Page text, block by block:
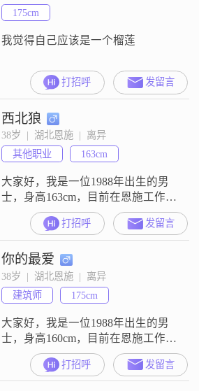
##3002##我认为家庭是生活的重
心，愿意为家人付出一切，也希望
未来的另一半能够理解和支
175cm
我觉得自己应该是一个榴莲
打招呼 发留言
西北狼
38岁  |  湖北恩施  |  离异
其他职业
163cm
大家好，我是一位1988年出生的男
士，身高163cm，目前在恩施工作
##3002##我的月收入在5001到8000
元之间，学历是高中及以下
##3002##虽然我的身高不算特别
高，但我相信，一个人的品质和能
力才是最重要的##3002##我是一个
责任感很强的人，无论是在工作还
是生活中，我都会尽自己最大的努
力去完成任务和责任
打招呼 发留言
你的最爱
38岁  |  湖北恩施  |  离异
建筑师
175cm
大家好，我是一位1988年出生的男
士，身高160cm，目前在恩施工作
##3002##我的月收入在5001到8000
元之间，学历是中专##3002##我性
格上比较耐心包容，稳重可靠，随
打招呼 发留言